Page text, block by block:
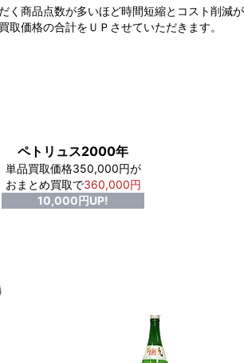
く商品点数が多いほど時間短縮とコスト削減が
取価格の合計をＵＰさせていただきます。
ペトリュス2000年
単品買取価格350,000円が
おまとめ買取で360,000円
10,000円UP!